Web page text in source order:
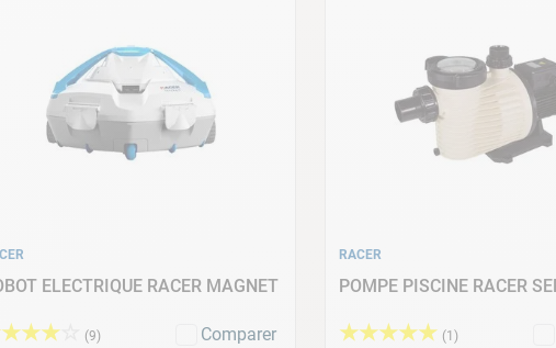
ELECTRIQUE RACER MAGNET
★★★ (9) Comparer
RACER
POMPE PISCINE RACER
★★★★★ (1 )